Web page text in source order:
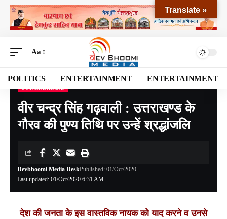
Aa
POLITICS ENTERTAINMENT ENTERTAINMENT
Devbhoomi Media >Blog> NATIONAL>UTTARAKHAND>वीर चन्द्र सिंह गढ़वाली : उत्तराखण्ड के गौरव की पुण्य तिथि पर उन्हें श्रद्धांजलि
वीर चन्द्र सिंह गढ़वाली : उत्तराखण्ड के
गौरव की पुण्य तिथि पर उन्हें श्रद्धांजलि
Last updated: 01/Oct/2020 6:31 AM
Devbhoomi Media DeskPublished: 01/Oct/2020
देश की जनता के इस वास्तविक नायक को याद करने व उनसे
Translate »